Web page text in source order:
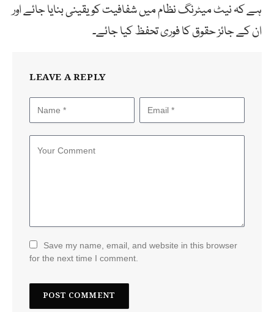
ہے کہ نیٹ میٹرنگ نظام میں شفافیت کو یقینی بنایا جائے اور
ان کے جائز حقوق کا فوری تحفظ کیا جائے۔
LEAVE A REPLY
Save my name, email, and website in this browser
for the next time I comment.